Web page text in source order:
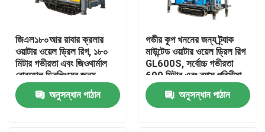
জিএল১৮০আর রাবার ক্রলার
ওয়াটার ওয়েল ড্রিল রিগ, ১৮০
মিটার গভীরতা এবং জিওথার্মাল
বোরহোল ড্রিলিংয়ের জন্য
হাইড্রোলিক টপ ড্রাইভ সহ
অনুসন্ধান পাঠান
গভীর কূপ খননের জন্য ট্র্যাক
মাউন্টেড ওয়াটার ওয়েল ড্রিল রিগ
GL600S, সর্বোচ্চ গভীরতা
600 মিটার এবং ব্যাস পরিসীমা
105 থেকে 500 মিমি
অনুসন্ধান পাঠান